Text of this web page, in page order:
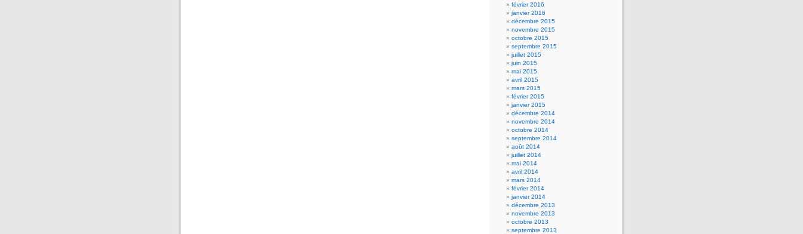
février 2016
janvier 2016
décembre 2015
novembre 2015
octobre 2015
septembre 2015
juillet 2015
juin 2015
mai 2015
avril 2015
mars 2015
février 2015
janvier 2015
décembre 2014
novembre 2014
octobre 2014
septembre 2014
août 2014
juillet 2014
mai 2014
avril 2014
mars 2014
février 2014
janvier 2014
décembre 2013
novembre 2013
octobre 2013
septembre 2013